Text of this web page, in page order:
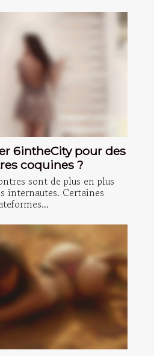
6intheCity pour des
coquines ?
sont de plus en plus
internautes. Certaines